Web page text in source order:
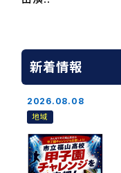
新着情報
2026.08.08
地域